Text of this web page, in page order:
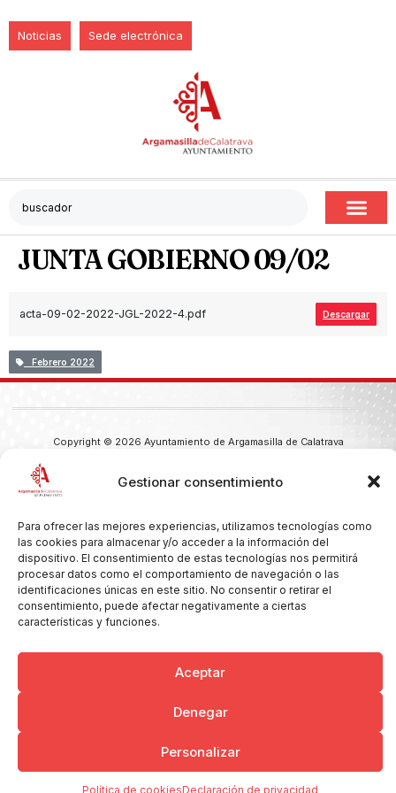
Gestionar consentimiento
Para ofrecer las mejores experiencias, utilizamos tecnologías como
las cookies para almacenar y/o acceder a la información del
dispositivo. El consentimiento de estas tecnologías nos permitirá
procesar datos como el comportamiento de navegación o las
identificaciones únicas en este sitio. No consentir o retirar el
consentimiento, puede afectar negativamente a ciertas
características y funciones.
Aceptar
Denegar
Personalizar
Política de cookiesDeclaración de privacidad
Noticias Sede electrónica
JUNTA GOBIERNO 09/02
acta-09-02-2022-JGL-2022-4.pdf Descargar
Febrero 2022
Copyright © 2026 Ayuntamiento de Argamasilla de Calatrava